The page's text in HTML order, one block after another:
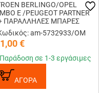
BERLINGO/OPEL
E /PEUGEOT PARTNER
ΠΑΡΑΛΛΗΛΕΣ ΜΠΑΡΕΣ
ΑΛΟΥΜΙΝΙΟΥ L1
OMTEC - 2 ΤΕΜ.
am-5732933/OM
€
Παράδοση σε 1-3 εργάσιμες
ΑΓΟΡΑ